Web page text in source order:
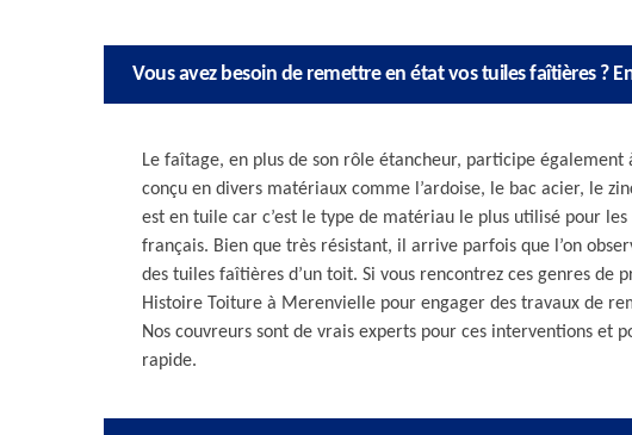
Vous avez besoin de remettre en état vos tuiles faîtières ?
Le faîtage, en plus de son rôle étancheur, participe
conçu en divers matériaux comme l’ardoise, le bac acier, le
est en tuile car c’est le type de matériau le plus utilisé pour
français. Bien que très résistant, il arrive parfois que l’on
des tuiles faîtières d’un toit. Si vous rencontrez ces genres de
Histoire Toiture à Merenvielle pour engager des travaux de
Nos couvreurs sont de vrais experts pour ces interventions et
rapide.